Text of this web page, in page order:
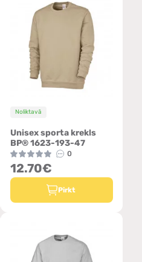
Noliktavā
Unisex sporta krekls
BP® 1623-193-47
0
12.70€
Pirkt